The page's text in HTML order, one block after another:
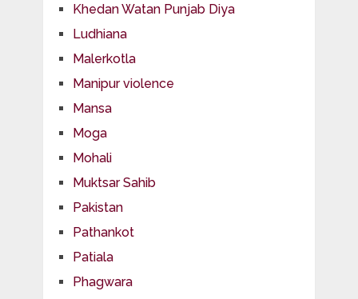
Khedan Watan Punjab Diya
Ludhiana
Malerkotla
Manipur violence
Mansa
Moga
Mohali
Muktsar Sahib
Pakistan
Pathankot
Patiala
Phagwara